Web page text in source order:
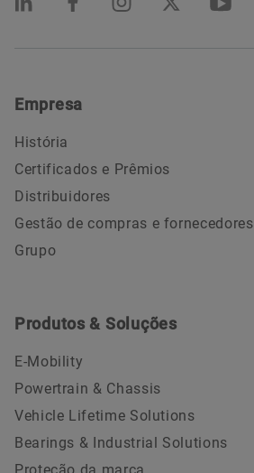
Empresa
História
Certificados e Prêmios
Distribuidores
Gestão de compras e fornecedores
Grupo
Produtos & Soluções
E-Mobility
Powertrain & Chassis
Vehicle Lifetime Solutions
Bearings & Industrial Solutions